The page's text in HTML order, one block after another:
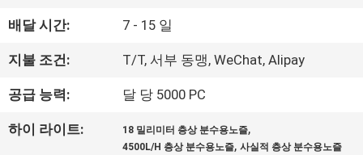
여
행
품
배달 시간: 7 - 15 일
지불 조건: T/T, 서부 동맹, WeChat, Alipay
공급 능력: 달 당 5000 PC
하이 라이트: 18 밀리미터 층상 분수용노즐,
4500L/H 층상 분수용노즐,사실적 층상 분수용노즐